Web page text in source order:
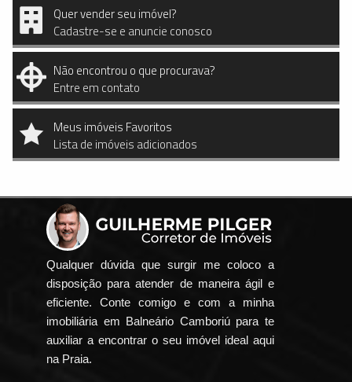
Quer vender seu imóvel?
Cadastre-se e anuncie conosco
Não encontrou o que procurava?
Entre em contato
Meus imóveis Favoritos
Lista de imóveis adicionados
Qualquer dúvida que surgir me coloco a
disposição para atender de maneira ágil e
eficiente. Conte comigo e com a minha
imobiliária em Balneário Camboriú para te
auxiliar a encontrar o seu imóvel ideal aqui
na Praia.